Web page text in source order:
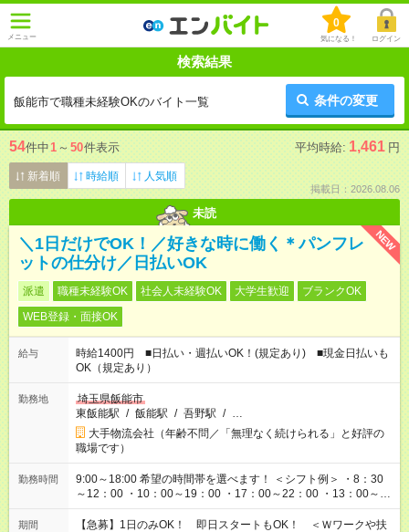
メニュー
0
気になる！ ログイン
検索結果
飯能市で職種未経験OKのバイト一覧 条件の変更
54件中1 ～ 50件表示 平均時給: 1,461 円
新着順 時給順 人気順
掲載日：2026.08.06
未読
NEW
＼1日だけでOK！／好きな時に働く＊パンフレ
ットの仕分け／日払いOK
派遣 職種未経験OK 社会人未経験OK 大学生歓迎
ブランクOK
WEB登録・面接OK
給与
時給1400円 ■日払い・週払いOK！(規定あり) ■現金日払いも
OK（規定あり）
勤務地
埼玉県飯能市
東飯能駅 / 飯能駅 / 吾野駅 / …
大手物流会社（年齢不問／「無理なく続けられる」と好評の
職場です）
勤務時間
9:00～18:00 希望の時間帯を選べます！ ＜シフト例＞ ・8：30
～12：00 ・10：00～19：00 ・17：00～22：00 ・13：00～
22：00 ・22：00～翌6：00 など
期間
【急募】1日のみOK！ 即日スタートもOK！ ＜Ｗワークや扶